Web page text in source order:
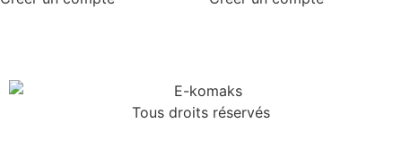
Tous droits réservés